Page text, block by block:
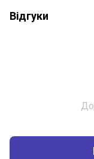
Відгуки